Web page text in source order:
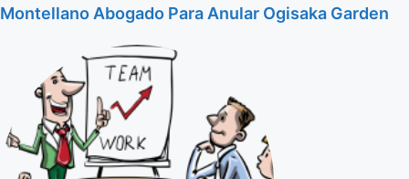
Montellano Abogado Para Anular Ogisaka Garden